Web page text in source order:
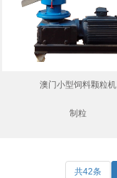
澳门小型饲料颗粒机
制粒
共42条